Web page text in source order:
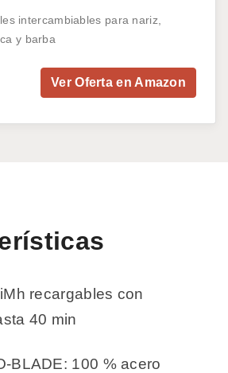
intercambiables para nariz,
y barba
Ver Oferta en Amazon
recargables con
40 min
BLADE: 100 % acero